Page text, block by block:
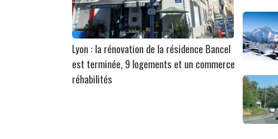
Lyon : la rénovation de la résidence Bancel
est terminée, 9 logements et un commerce
réhabilités